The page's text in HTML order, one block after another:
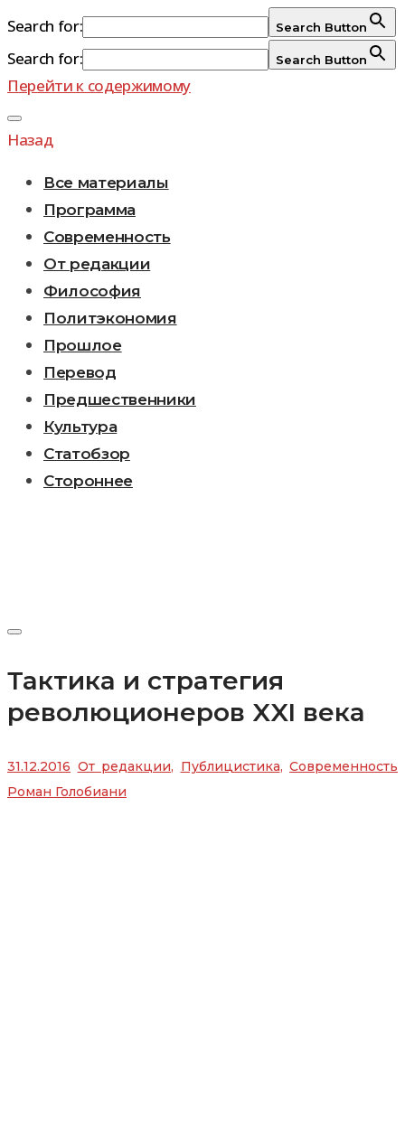
Search for: Search Button
Search for: Search Button
Перейти к содержимому
Назад
Все материалы
Программа
Современность
От редакции
Философия
Политэкономия
Прошлое
Перевод
Предшественники
Культура
Статобзор
Стороннее
Тактика и стратегия
революционеров XXI века
31.12.2016 От редакции, Публицистика, Современность
Роман Голобиани